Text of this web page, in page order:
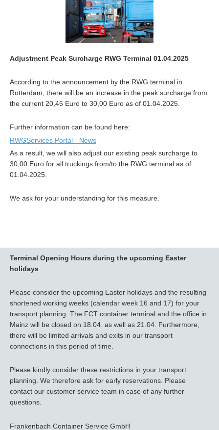
Adjustment Peak Surcharge RWG Terminal 01.04.2025
According to the announcement by the RWG terminal in
Rotterdam, there will be an increase in the peak surcharge from
the current 20,45 Euro to 30,00 Euro as of 01.04.2025.
Further information can be found here:
RWGServices Portal - News
As a result, we will also adjust our existing peak surcharge to
30,00 Euro for all truckings from/to the RWG terminal as of
01.04.2025.
We ask for your understanding for this measure.
Terminal Opening Hours during the upcoming Easter
holidays
Please consider the upcoming Easter holidays and the resulting
shortened working weeks (calendar week 16 and 17) for your
transport planning. The FCT container terminal and the office in
Mainz will be closed on 18.04. as well as 21.04. Furthermore,
there will be limited arrivals and exits in our transport
connections in this period of time.
Please kindly consider these restrictions in your transport
planning. We therefore ask for early reservations. Please
contact our customer service team in case of any further
questions.
Frankenbach Container Service GmbH